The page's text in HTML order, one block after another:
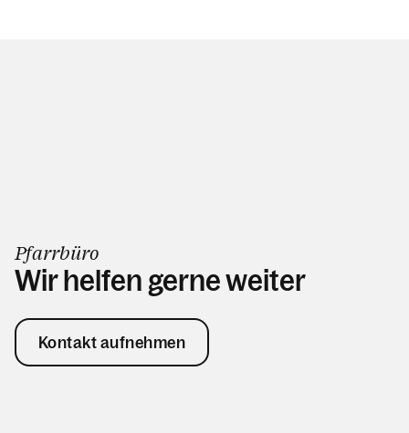
Pfarrbüro
Wir helfen gerne weiter
Kontakt aufnehmen